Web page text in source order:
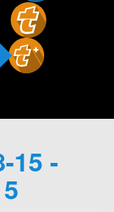
15 -